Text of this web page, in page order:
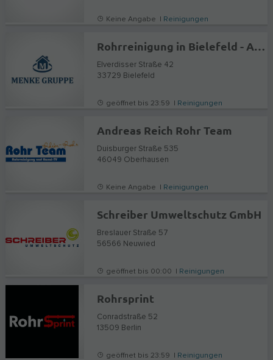
Keine Angabe | Reinigungen
Rohrreinigung in Bielefeld - Abflussdienst Menke
Elverdisser Straße 42
33729 Bielefeld
geöffnet bis 23:59 | Reinigungen
Andreas Reich Rohr Team
Duisburger Straße 535
46049 Oberhausen
Keine Angabe | Reinigungen
Schreiber Umweltschutz GmbH
Breslauer Straße 57
56566 Neuwied
geöffnet bis 00:00 | Reinigungen
Rohrsprint
Conradstraße 52
13509 Berlin
geöffnet bis 23:59 | Reinigungen